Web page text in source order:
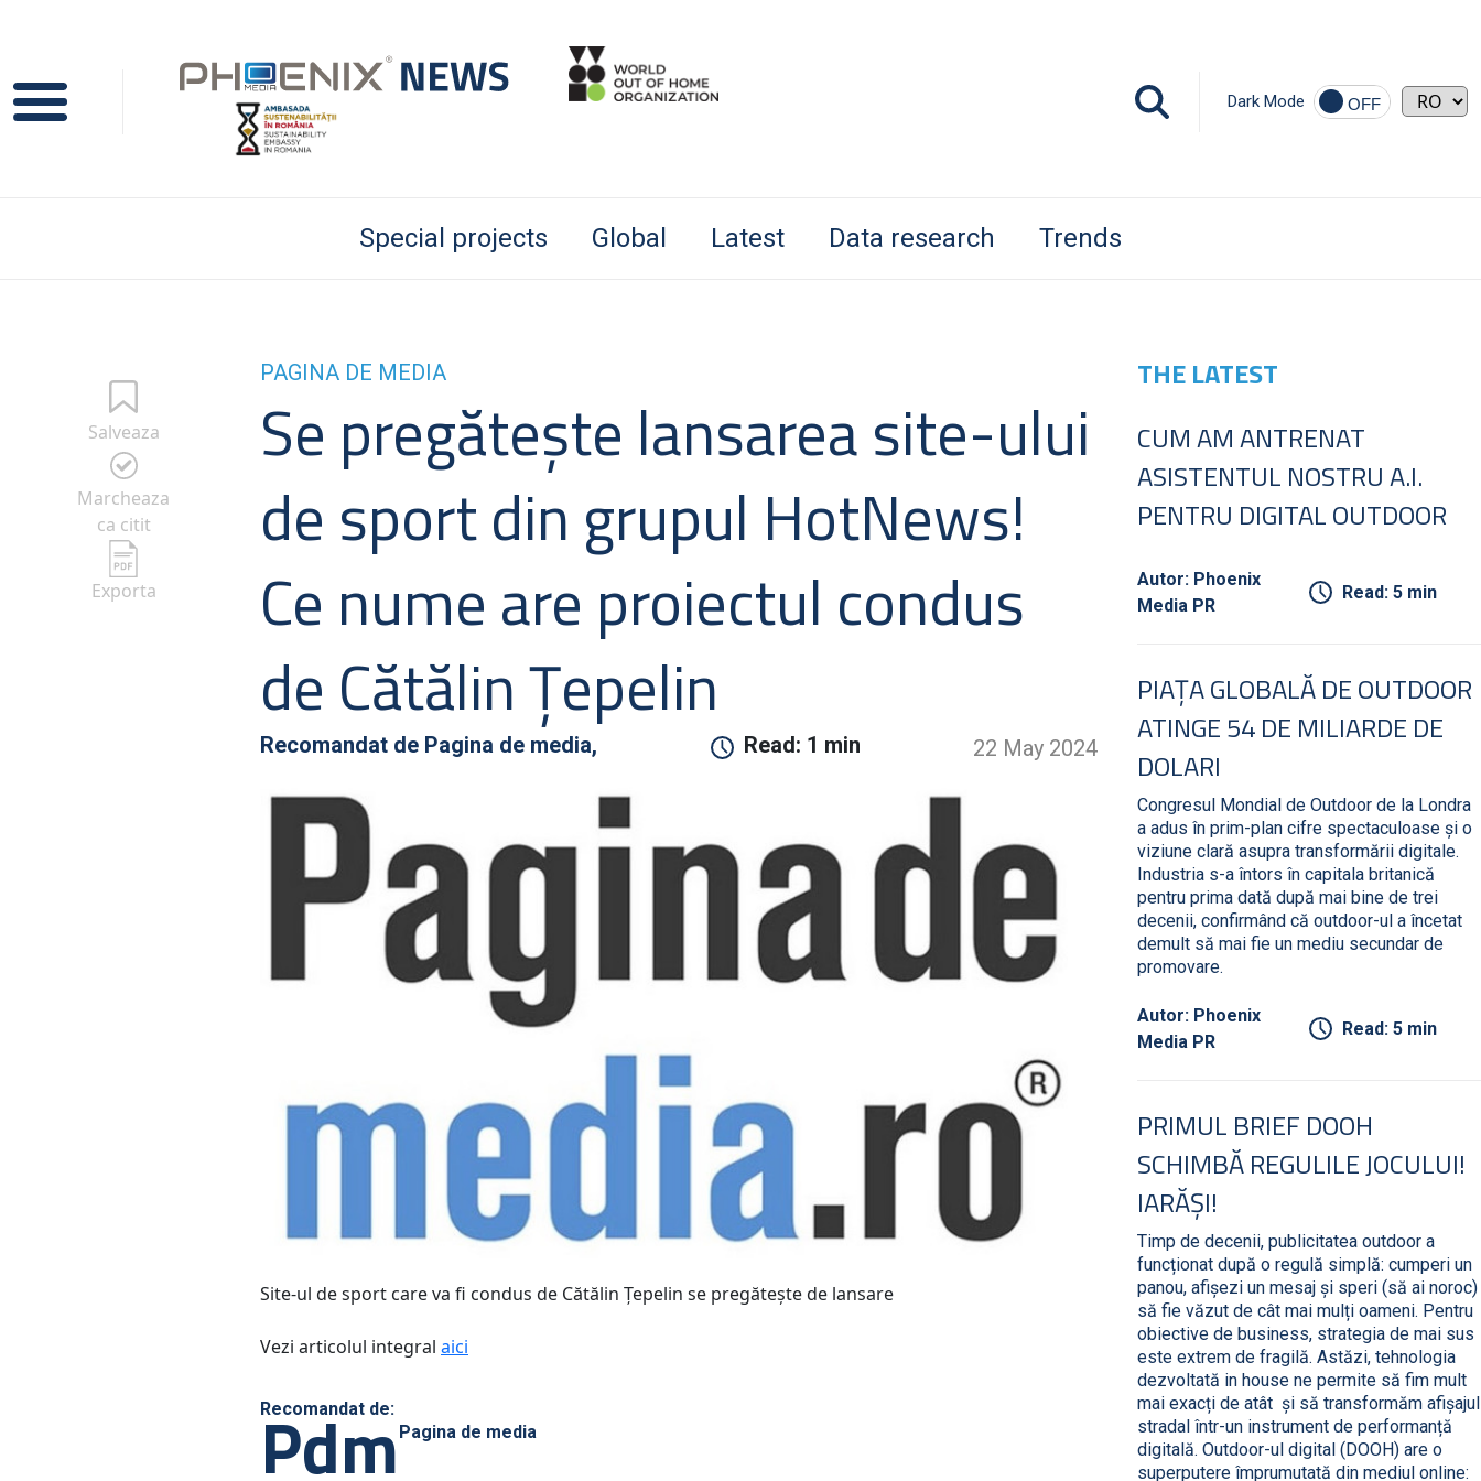
Dark Mode
Special projects Global Latest Data research Trends
Salveaza
Marcheaza
ca citit
Exporta
PAGINA DE MEDIA
Se pregăteşte lansarea site-ului
de sport din grupul HotNews!
Ce nume are proiectul condus
de Cătălin Ţepelin
Recomandat de Pagina de media, Read: 1 min 22 May 2024
Site-ul de sport care va fi condus de Cătălin Ţepelin se pregăteşte de lansare
Vezi articolul integral aici
Recomandat de:
Pdm Pagina de media
THE LATEST
CUM AM ANTRENAT
ASISTENTUL NOSTRU A.I.
PENTRU DIGITAL OUTDOOR
Autor: Phoenix
Media PR
Read: 5 min
PIAȚA GLOBALĂ DE OUTDOOR
ATINGE 54 DE MILIARDE DE
DOLARI
Congresul Mondial de Outdoor de la Londra
a adus în prim-plan cifre spectaculoase și o
viziune clară asupra transformării digitale.
Industria s-a întors în capitala britanică
pentru prima dată după mai bine de trei
decenii, confirmând că outdoor-ul a încetat
demult să mai fie un mediu secundar de
promovare.
Autor: Phoenix
Media PR
Read: 5 min
PRIMUL BRIEF DOOH
SCHIMBĂ REGULILE JOCULUI!
IARĂȘI!
Timp de decenii, publicitatea outdoor a
funcționat după o regulă simplă: cumperi un
panou, afișezi un mesaj și speri (să ai noroc)
să fie văzut de cât mai mulți oameni. Pentru
obiective de business, strategia de mai sus
este extrem de fragilă. Astăzi, tehnologia
dezvoltată in house ne permite să fim mult
mai exacți de atât și să transformăm afișajul
stradal într-un instrument de performanță
digitală. Outdoor-ul digital (DOOH) are o
superputere împrumutată din mediul online: